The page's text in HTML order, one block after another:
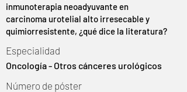
inmunoterapia neoadyuvante en
carcinoma urotelial alto irresecable y
quimiorresistente, ¿qué dice la literatura?
Especialidad
Oncología - Otros cánceres urológicos
Número de póster